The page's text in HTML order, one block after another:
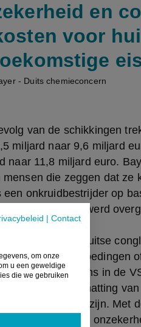
Contact
om onze
u een geweldige
die we gebruiken
en
voor
- Duits chemieconcern
van de schikkingen
miljard naar 9,6 miljard
naar 11,8 miljard euro.
mensen die zeggen dat ze
een onkruidbestrijder op
dat in 2018 werd
betaalde het Duitse
schadevergoedingen
67.000 claims in de
wijst naar de inschatting
zou zijn. Met
juridische